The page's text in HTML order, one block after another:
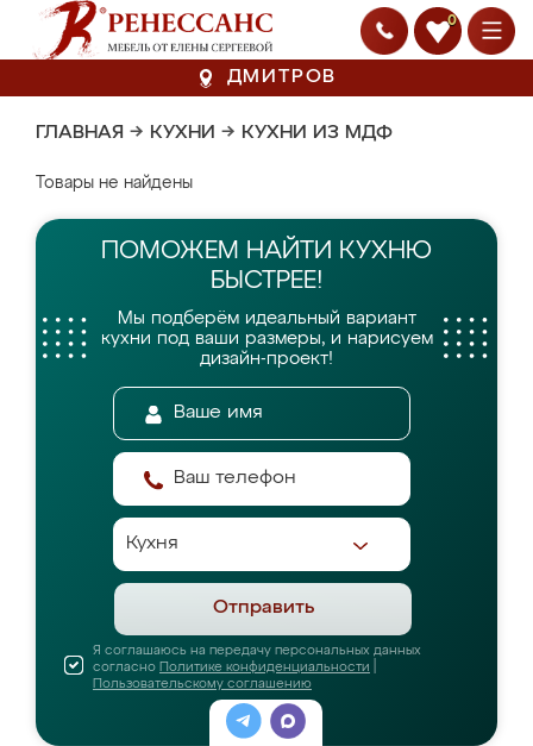
0
ДМИТРОВ
ГЛАВНАЯ → КУХНИ → КУХНИ ИЗ МДФ
Товары не найдены
ПОМОЖЕМ НАЙТИ КУХНЮ
БЫСТРЕЕ!
Мы подберём идеальный вариант
кухни под ваши размеры, и нарисуем
дизайн-проект!
Отправить
Я соглашаюсь на передачу персональных данных
согласно Политике конфиденциальности
Пользовательскому соглашению